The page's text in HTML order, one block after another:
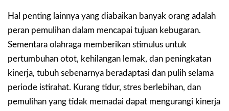
Hal penting lainnya yang diabaikan banyak orang adalah
peran pemulihan dalam mencapai tujuan kebugaran.
Sementara olahraga memberikan stimulus untuk
pertumbuhan otot, kehilangan lemak, dan peningkatan
kinerja, tubuh sebenarnya beradaptasi dan pulih selama
periode istirahat. Kurang tidur, stres berlebihan, dan
pemulihan yang tidak memadai dapat mengurangi kinerja